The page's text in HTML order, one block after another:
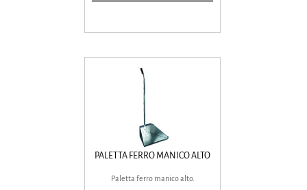
PALETTA FERRO MANICO ALTO
Paletta ferro manico alto.